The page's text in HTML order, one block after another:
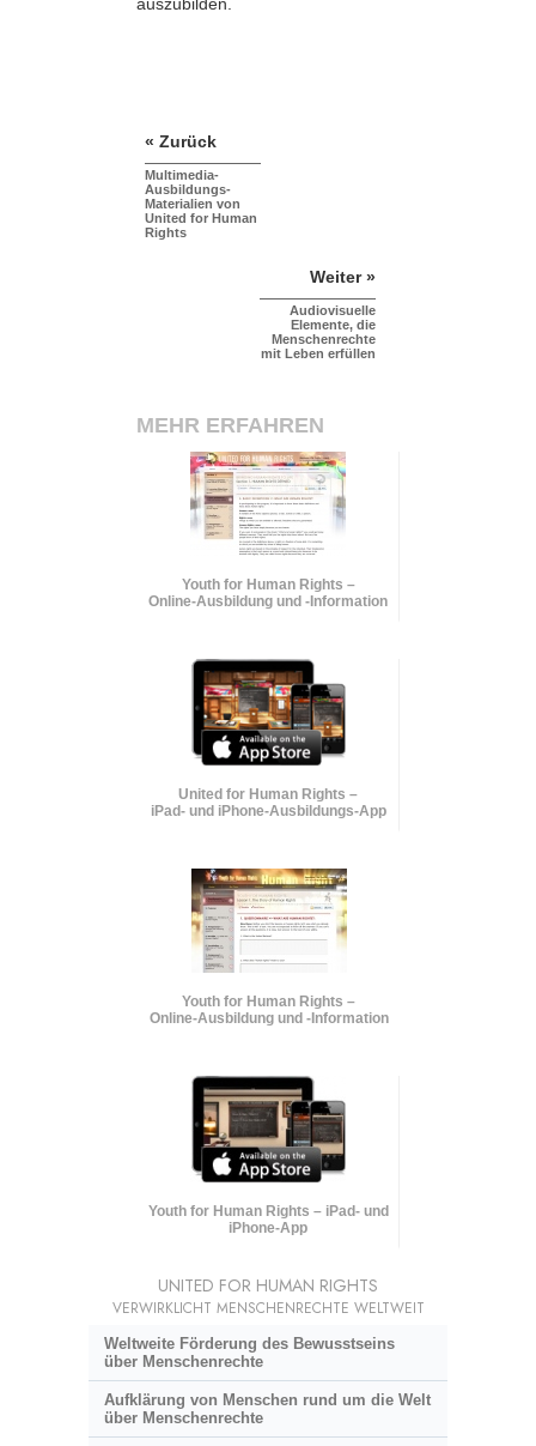
« Zurück
Multimedia-
Ausbildungs-
Materialien von
United for Human
Rights
Weiter »
Audiovisuelle
Elemente, die
Menschenrechte
mit Leben erfüllen
MEHR ERFAHREN
Youth for Human Rights –
Online-Ausbildung und-Information
United for Human Rights –
iPad- und iPhone-Ausbildungs-App
Youth for Human Rights –
Online-Ausbildung und -Information
Youth for Human Rights – iPad- und
iPhone-App
UNITED FOR HUMAN RIGHTS
VERWIRKLICHT MENSCHENRECHTE WELTWEIT
Weltweite Förderung des Bewusstseins
über Menschenrechte
Aufklärung von Menschen rund um die Welt
über Menschenrechte